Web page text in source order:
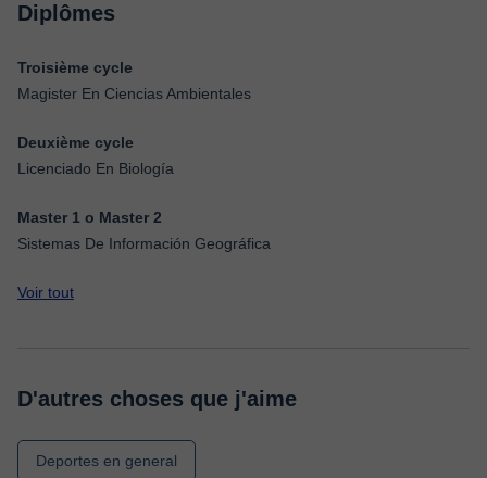
Diplômes
Troisième cycle
Magister En Ciencias Ambientales
Deuxième cycle
Licenciado En Biología
Master 1 o Master 2
Sistemas De Información Geográfica
Voir tout
D'autres choses que j'aime
Deportes en general